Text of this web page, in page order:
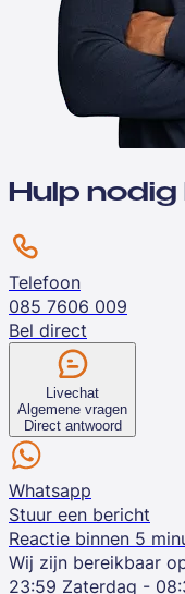
Hulp
Telefoon
085 7606 009
Bel direct
Livechat
Algemene vragen
Direct antwoord
Whatsapp
Stuur een bericht
Reactie binnen 5
Wij zijn bereikbaar
23:59 Zaterdag -